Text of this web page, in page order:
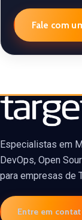
Fale com
Especialistas em
DevOps, Open
para empresas de
Entre em